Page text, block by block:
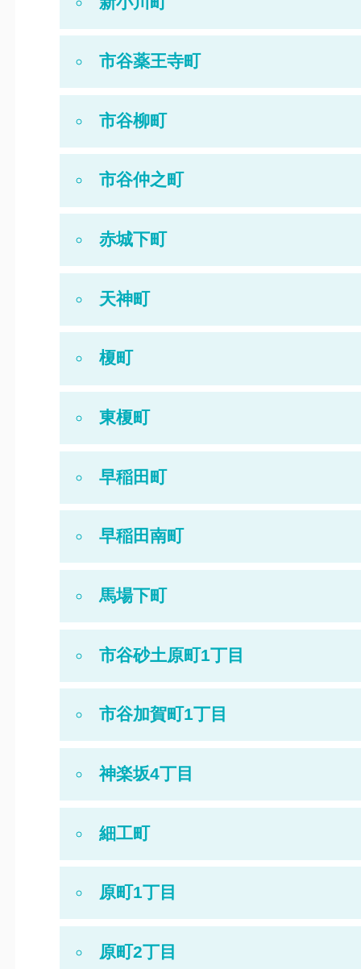
市谷薬王寺町
市谷柳町
市谷仲之町
赤城下町
天神町
榎町
東榎町
早稲田町
早稲田南町
馬場下町
市谷砂土原町1丁目
市谷加賀町1丁目
神楽坂4丁目
細工町
原町1丁目
原町2丁目